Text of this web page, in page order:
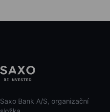
Saxo Bank A/S, organizační